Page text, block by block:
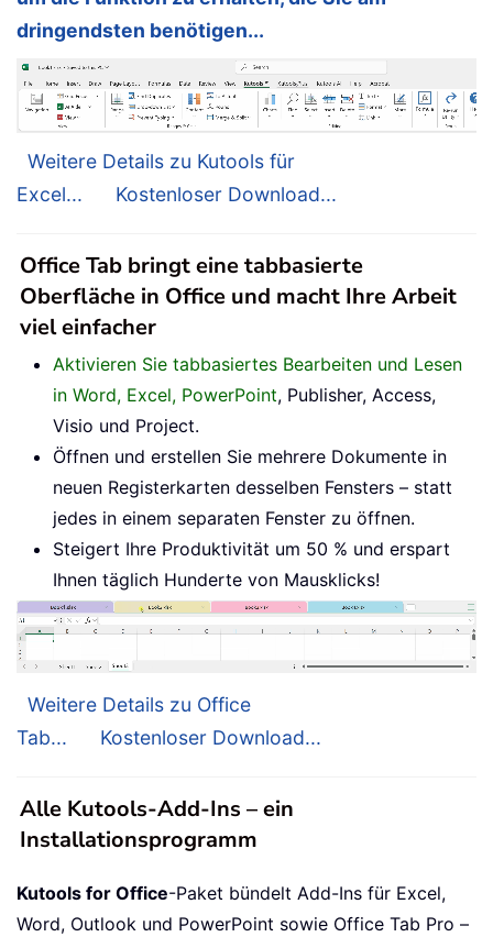
dringendsten benötigen...
Weitere Details zu Kutools für
Excel...
Kostenloser Download...
Office Tab bringt eine tabbasierte
Oberfläche in Office und macht Ihre Arbeit
viel einfacher
Aktivieren Sie tabbasiertes Bearbeiten und Lesen
in Word, Excel, PowerPoint, Publisher, Access,
Visio und Project.
Öffnen und erstellen Sie mehrere Dokumente in
neuen Registerkarten desselben Fensters – statt
jedes in einem separaten Fenster zu öffnen.
Steigert Ihre Produktivität um 50 % und erspart
Ihnen täglich Hunderte von Mausklicks!
Weitere Details zu Office
Tab...
Kostenloser Download...
Alle Kutools-Add-Ins – ein
Installationsprogramm
Kutools for Office-Paket bündelt Add-Ins für Excel,
Word, Outlook und PowerPoint sowie Office Tab Pro –